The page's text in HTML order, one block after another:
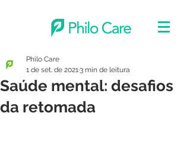
Saúde mental: desafios
da retomada
Philo Care
1 de set. de 20213 min de leitura